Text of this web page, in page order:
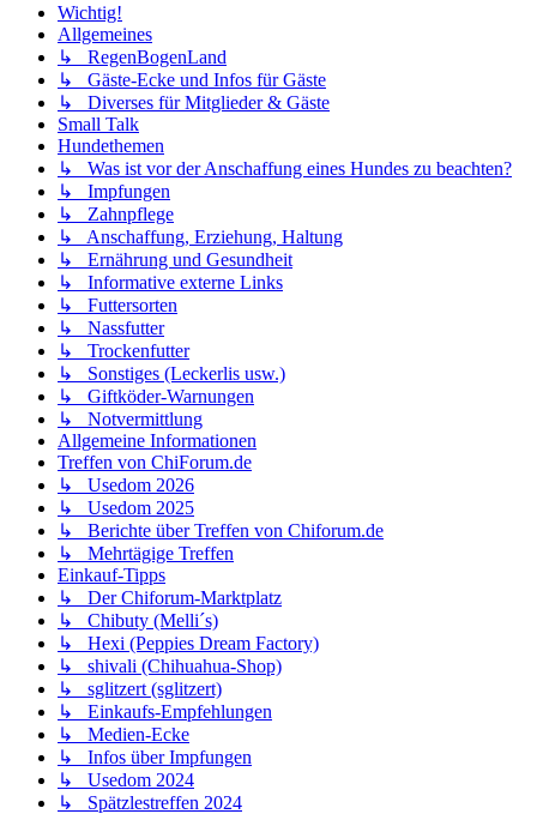
Wichtig!
Allgemeines
↳ RegenBogenLand
↳ Gäste-Ecke und Infos für Gäste
↳ Diverses für Mitglieder & Gäste
Small Talk
Hundethemen
↳ Was ist vor der Anschaffung eines Hundes zu beachten?
↳ Impfungen
↳ Zahnpflege
↳ Anschaffung, Erziehung, Haltung
↳ Ernährung und Gesundheit
↳ Informative externe Links
↳ Futtersorten
↳ Nassfutter
↳ Trockenfutter
↳ Sonstiges (Leckerlis usw.)
↳ Giftköder-Warnungen
↳ Notvermittlung
Allgemeine Informationen
Treffen von ChiForum.de
↳ Usedom 2026
↳ Usedom 2025
↳ Berichte über Treffen von Chiforum.de
↳ Mehrtägige Treffen
Einkauf-Tipps
↳ Der Chiforum-Marktplatz
↳ Chibuty (Melli´s)
↳ Hexi (Peppies Dream Factory)
↳ shivali (Chihuahua-Shop)
↳ sglitzert (sglitzert)
↳ Einkaufs-Empfehlungen
↳ Medien-Ecke
↳ Infos über Impfungen
↳ Usedom 2024
↳ Spätzlestreffen 2024